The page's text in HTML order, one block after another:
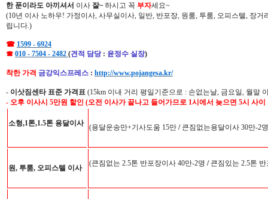
한 푼이라도 아끼셔서 이사 잘~ 하시고 꼭 부자세요~
(10년 이사 노하우! 가정이사, 사무실이사, 일반, 반포장, 원룸, 투룸, 오피스텔, 장
립니다.)
☎ 1599 - 6924
☎ 010 - 7504 - 2482 (견적 담당 : 윤정수 실장)
착한 가격 금강익스프레스 : http://www.pojangesa.kr/
- 이삿짐센타 표준 가격표 (15km 이내 거리 평일기준으로 : 손없는날, 금요일, 월말
- 오후 이사시 5만원 할인 (오전 이사가 끝나고 들어가므로 1시에서 늦으면 5시 사
소형,1톤,1.5톤 용달이사 (용달운송만+기사도움 15만 /큰짐없는용달이사 30만-2명
원, 투룸, 오피스텔 이사
(큰짐없는 2.5톤 반포장이사 40만-2명 /큰짐있는 2.5톤 반